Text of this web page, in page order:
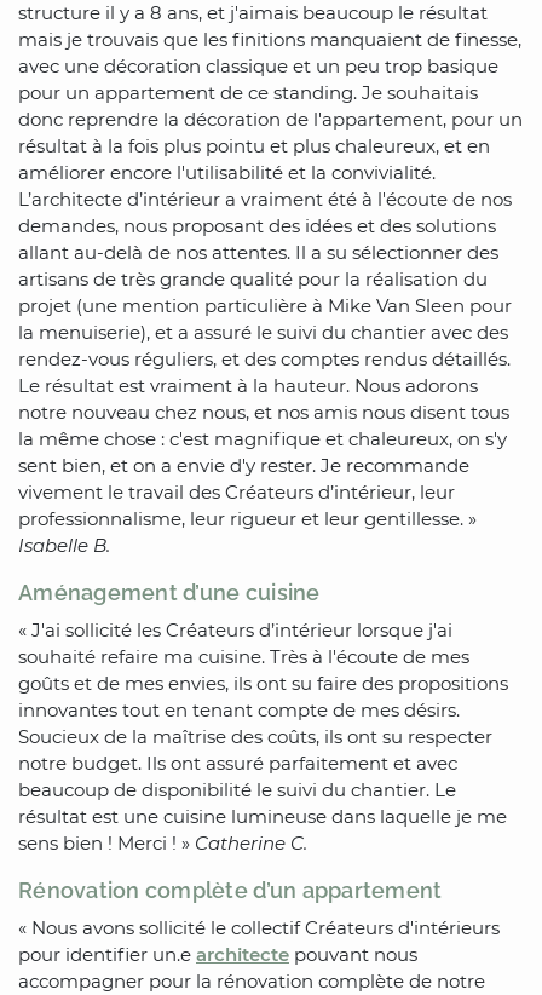
structure il y a 8 ans, et j'aimais beaucoup le résultat
mais je trouvais que les finitions manquaient de finesse,
avec une décoration classique et un peu trop basique
pour un appartement de ce standing. Je souhaitais
donc reprendre la décoration de l'appartement, pour un
résultat à la fois plus pointu et plus chaleureux, et en
améliorer encore l'utilisabilité et la convivialité.
L’architecte d’intérieur a vraiment été à l'écoute de nos
demandes, nous proposant des idées et des solutions
allant au-delà de nos attentes. Il a su sélectionner des
artisans de très grande qualité pour la réalisation du
projet (une mention particulière à Mike Van Sleen pour
la menuiserie), et a assuré le suivi du chantier avec des
rendez-vous réguliers, et des comptes rendus détaillés.
Le résultat est vraiment à la hauteur. Nous adorons
notre nouveau chez nous, et nos amis nous disent tous
la même chose : c'est magnifique et chaleureux, on s'y
sent bien, et on a envie d'y rester. Je recommande
vivement le travail des Créateurs d’intérieur, leur
professionnalisme, leur rigueur et leur gentillesse. »
Isabelle B.
Aménagement d’une cuisine
« J'ai sollicité les Créateurs d’intérieur lorsque j'ai
souhaité refaire ma cuisine. Très à l'écoute de mes
goûts et de mes envies, ils ont su faire des propositions
innovantes tout en tenant compte de mes désirs.
Soucieux de la maîtrise des coûts, ils ont su respecter
notre budget. Ils ont assuré parfaitement et avec
beaucoup de disponibilité le suivi du chantier. Le
résultat est une cuisine lumineuse dans laquelle je me
sens bien ! Merci ! » Catherine C.
Rénovation complète d’un appartement
« Nous avons sollicité le collectif Créateurs d'intérieurs
pour identifier un.e architecte pouvant nous
accompagner pour la rénovation complète de notre